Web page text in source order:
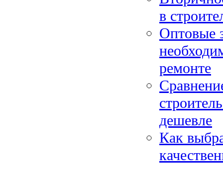
в
Оптовые
ремонте
дешевле
Как